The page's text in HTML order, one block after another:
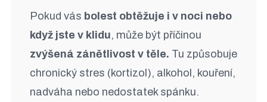
Pokud vás bolest obtěžuje i v noci nebo
když jste v klidu, může být příčinou
zvýšená zánětlivost v těle. Tu způsobuje
chronický stres (kortizol), alkohol, kouření,
nadváha nebo nedostatek spánku.